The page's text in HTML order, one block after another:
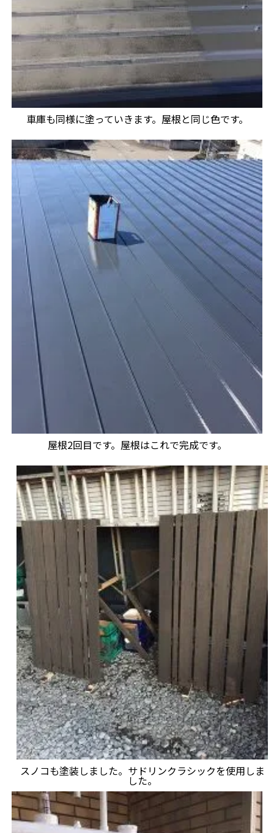
車庫も同様に塗っていきます。屋根と同じ色です。
屋根2回目です。屋根はこれで完成です。
スノコも塗装しました。サドリンクラシックを使用しま
した。